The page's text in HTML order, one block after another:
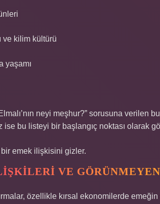
ve kilim kültürü
yaşamı
neyi meşhur?” sorusuna verilen
bu listeyi bir başlangıç noktası olarak
emek ilişkisini gizler.
VE
özellikle kırsal ekonomilerde